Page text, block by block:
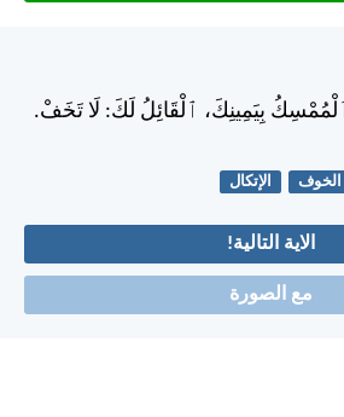
بِيَمِينِكَ، ٱلْقَائِلُ لَكَ: لَا تَخَفْ.
الخوف الإتكال
الاية التالية!
مع الصورة